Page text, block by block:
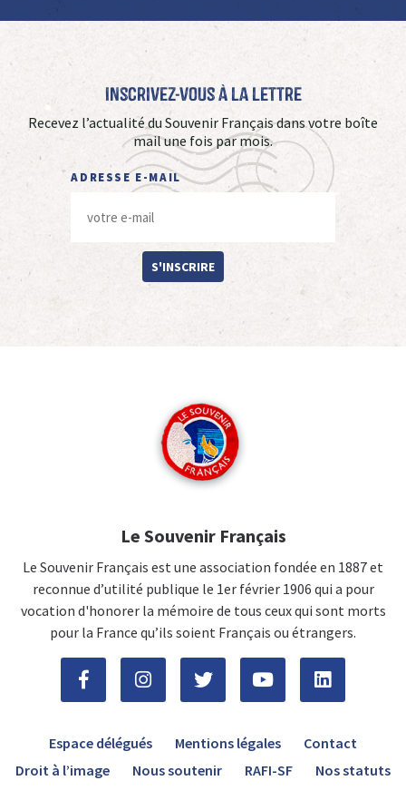
Inscrivez-vous à La Lettre
Recevez l’actualité du Souvenir Français dans votre boîte
mail une fois par mois.
ADRESSE E-MAIL
S'INSCRIRE
Le Souvenir Français
Le Souvenir Français est une association fondée en 1887 et
reconnue d’utilité publique le 1er février 1906 qui a pour
vocation d'honorer la mémoire de tous ceux qui sont morts
pour la France qu’ils soient Français ou étrangers.
Espace délégués Mentions légales
Contact
Droit à l’image
Nous soutenir RAFI-SF Nos statuts